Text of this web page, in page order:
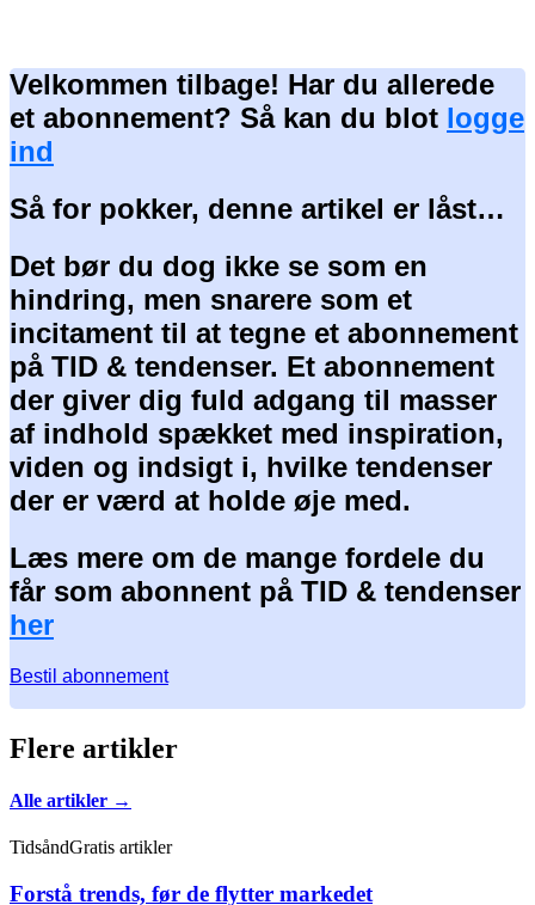
Velkommen tilbage! Har du allerede
et abonnement? Så kan du blot logge
ind
Så for pokker, denne artikel er låst…
Det bør du dog ikke se som en
hindring, men snarere som et
incitament til at tegne et abonnement
på TID & tendenser. Et abonnement
der giver dig fuld adgang til masser
af indhold spækket med inspiration,
viden og indsigt i, hvilke tendenser
der er værd at holde øje med.
Læs mere om de mange fordele du
får som abonnent på TID & tendenser
her
Bestil abonnement
Flere artikler
Alle artikler →
TidsåndGratis artikler
Forstå trends, før de flytter markedet